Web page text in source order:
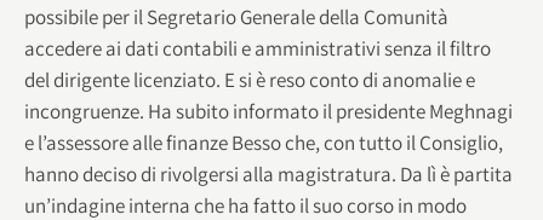
possibile per il Segretario Generale della Comunità
accedere ai dati contabili e amministrativi senza il filtro
del dirigente licenziato. E si è reso conto di anomalie e
incongruenze. Ha subito informato il presidente Meghnagi
e l’assessore alle finanze Besso che, con tutto il Consiglio,
hanno deciso di rivolgersi alla magistratura. Da lì è partita
un’indagine interna che ha fatto il suo corso in modo